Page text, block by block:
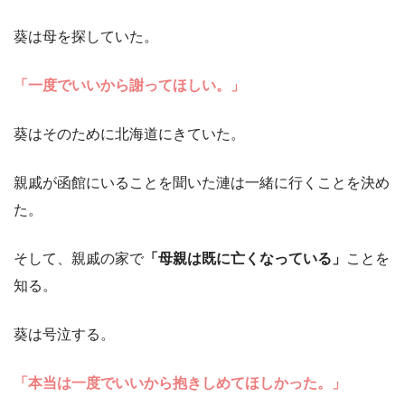
葵は母を探していた。
「一度でいいから謝ってほしい。」
葵はそのために北海道にきていた。
親戚が函館にいることを聞いた漣は一緒に行くことを決め
た。
そして、親戚の家で 「母親は既に亡くなっている」 ことを
知る。
葵は号泣する。
「本当は一度でいいから抱きしめてほしかった。」